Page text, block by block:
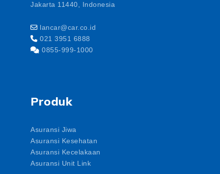
Jakarta 11440, Indonesia
lancar@car.co.id
021 3951 6888
0855-999-1000
Produk
Asuransi Jiwa
Asuransi Kesehatan
Asuransi Kecelakaan
Asuransi Unit Link